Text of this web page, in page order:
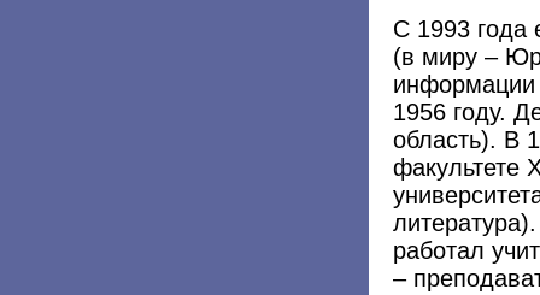
С 1993 года
(в миру –
информации
1956 году.
область). В
факультете
работал
–